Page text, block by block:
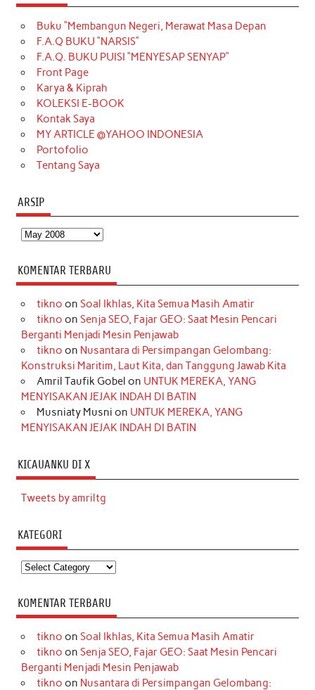
e
b
o
o
k
t
a
g
r
a
m
T
o
k
t
e
r
k
e
d
t
t
e
T
u
b
Buku “Membangun Negeri, Merawat Masa Depan
F.A.Q BUKU “NARSIS”
F.A.Q. BUKU PUISI “MENYESAP SENYAP”
Front Page
Karya & Kiprah
KOLEKSI E-BOOK
Kontak Saya
MY ARTICLE @YAHOO INDONESIA
Portofolio
Tentang Saya
ARSIP
Arsip
KOMENTAR TERBARU
tikno on Soal Ikhlas, Kita Semua Masih Amatir
tikno on Senja SEO, Fajar GEO: Saat Mesin Pencari
Berganti Menjadi Mesin Penjawab
tikno on Nusantara di Persimpangan Gelombang:
Konstruksi Maritim, Laut Kita, dan Tanggung Jawab Kita
Amril Taufik Gobel on UNTUK MEREKA, YANG
MENYISAKAN JEJAK INDAH DI BATIN
Musniaty Musni on UNTUK MEREKA, YANG
MENYISAKAN JEJAK INDAH DI BATIN
KICAUANKU DI X
Tweets by amriltg
KATEGORI
Kategori
KOMENTAR TERBARU
tikno on Soal Ikhlas, Kita Semua Masih Amatir
tikno on Senja SEO, Fajar GEO: Saat Mesin Pencari
Berganti Menjadi Mesin Penjawab
tikno on Nusantara di Persimpangan Gelombang: